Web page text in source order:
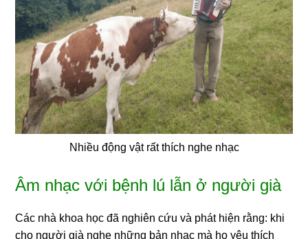
Nhiều động vật rất thích nghe nhạc
Âm nhạc với bệnh lú lẫn ở người già
Các nhà khoa học đã nghiên cứu và phát hiện rằng: khi
cho người già nghe những bản nhạc mà họ yêu thích